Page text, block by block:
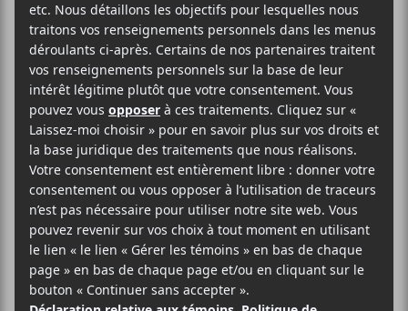
DÉTAILS
Date :
2018-06-16
Heure :
21:00 - 23:00
Prix :
49$
Catégorie
d’Évènement:
Spectacle
LIEU
MTELUS
59 Rue St-Catherine
Est
Montréal, H2X 1K5
Canada
Téléphone
1-855-790-1245
Voir Lieu site web